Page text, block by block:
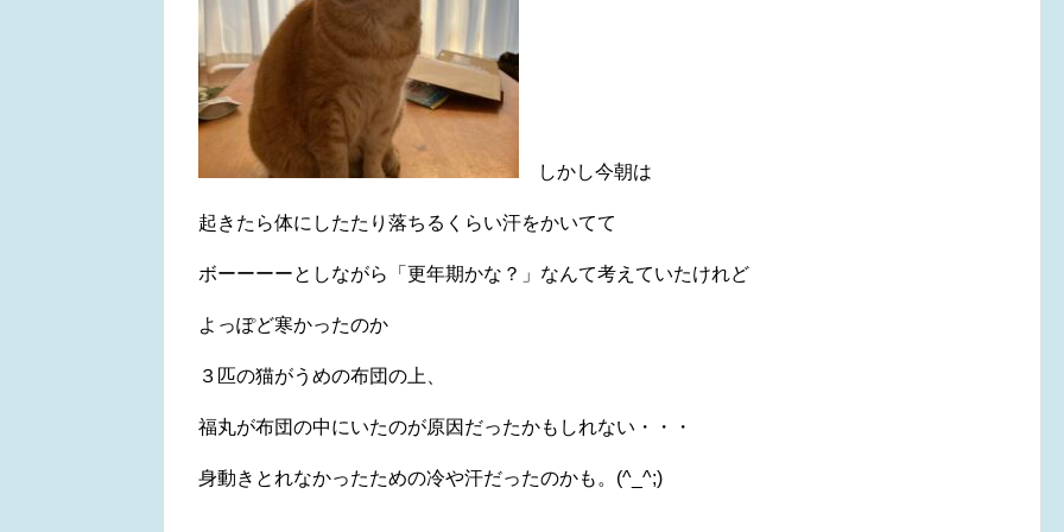
しかし今朝は
起きたら体にしたたり落ちるくらい汗をかいてて
ボーーーーとしながら「更年期かな？」なんて考えていたけれど
よっぽど寒かったのか
３匹の猫がうめの布団の上、
福丸が布団の中にいたのが原因だったかもしれない・・・
身動きとれなかったための冷や汗だったのかも。(^_^;)